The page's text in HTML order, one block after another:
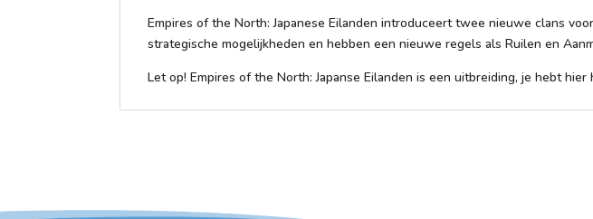
Empires of the North: Japanese Eilanden introduceert twee nieuwe clans
strategische mogelijkheden en hebben een nieuwe regels als Ruilen en
Let op! Empires of the North: Japanse Eilanden is een uitbreiding, je hebt